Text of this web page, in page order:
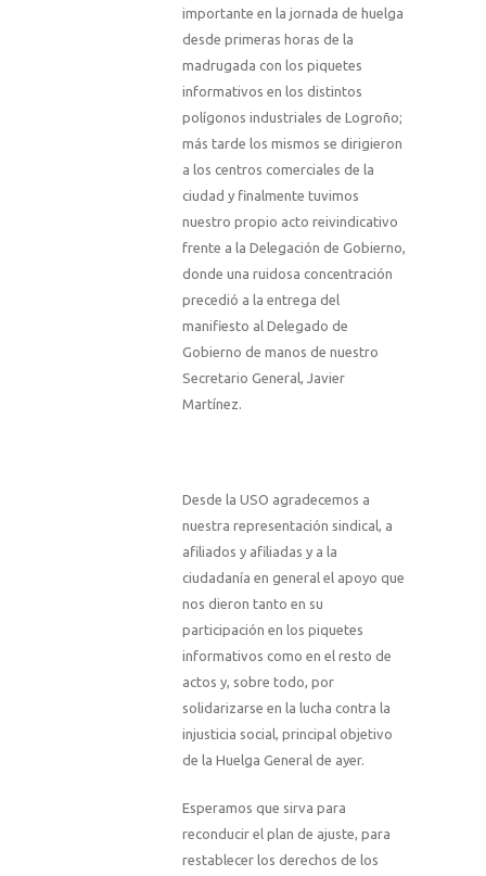
importante en la jornada de huelga
desde primeras horas de la
madrugada con los piquetes
informativos en los distintos
polígonos industriales de Logroño;
más tarde los mismos se dirigieron
a los centros comerciales de la
ciudad y finalmente tuvimos
nuestro propio acto reivindicativo
frente a la Delegación de Gobierno,
donde una ruidosa concentración
precedió a la entrega del
manifiesto al Delegado de
Gobierno de manos de nuestro
Secretario General, Javier
Martínez.
Desde la USO agradecemos a
nuestra representación sindical, a
afiliados y afiliadas y a la
ciudadanía en general el apoyo que
nos dieron tanto en su
participación en los piquetes
informativos como en el resto de
actos y, sobre todo, por
solidarizarse en la lucha contra la
injusticia social, principal objetivo
de la Huelga General de ayer.
Esperamos que sirva para
reconducir el plan de ajuste, para
restablecer los derechos de los